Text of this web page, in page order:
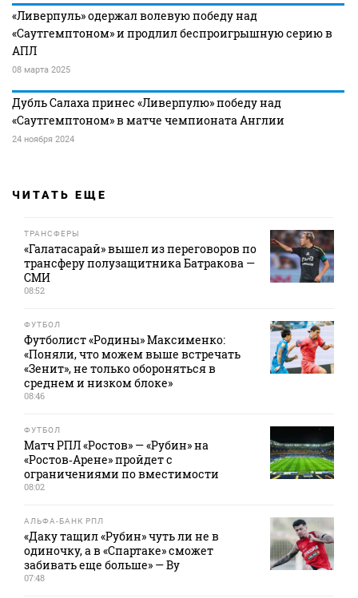
«Ливерпуль» одержал волевую победу над
«Саутгемптоном» и продлил беспроигрышную серию в
АПЛ
08 марта 2025
Дубль Салаха принес «Ливерпулю» победу над
«Саутгемптоном» в матче чемпионата Англии
24 ноября 2024
ЧИТАТЬ ЕЩЕ
ТРАНСФЕРЫ
«Галатасарай» вышел из переговоров по
трансферу полузащитника Батракова —
СМИ
08:52
ФУТБОЛ
Футболист «Родины» Максименко:
«Поняли, что можем выше встречать
«Зенит», не только обороняться в
среднем и низком блоке»
08:46
ФУТБОЛ
Матч РПЛ «Ростов» — «Рубин» на
«Ростов‑Арене» пройдет с
ограничениями по вместимости
08:02
АЛЬФА-БАНК РПЛ
«Даку тащил «Рубин» чуть ли не в
одиночку, а в «Спартаке» сможет
забивать еще больше» — Ву
07:48